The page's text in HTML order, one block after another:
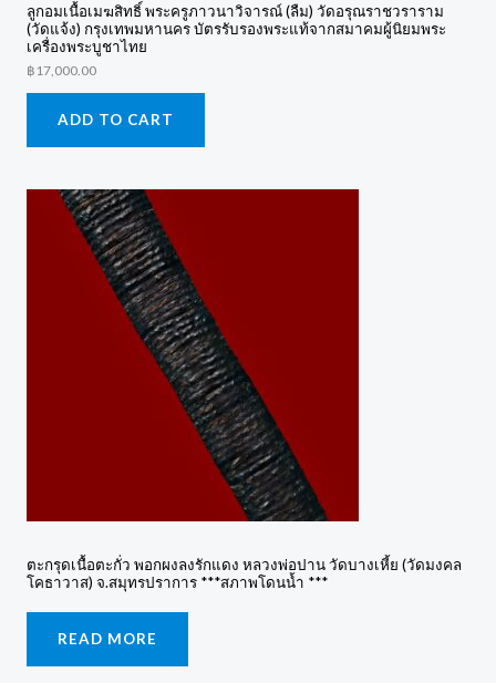
ลูกอมเนื้อเมฆสิทธิ์ พระครูภาวนาวิจารณ์ (ลืม) วัดอรุณราชวราราม
(วัดแจ้ง) กรุงเทพมหานคร บัตรรับรองพระแท้จากสมาคมผู้นิยมพระ
เครื่องพระบูชาไทย
฿ 17,000.00
ADD TO CART
ตะกรุดเนื้อตะกั่ว พอกผงลงรักแดง หลวงพ่อปาน วัดบางเหี้ย (วัดมงคล
โคธาวาส) จ.สมุทรปราการ ***สภาพโดนน้ำ ***
READ MORE